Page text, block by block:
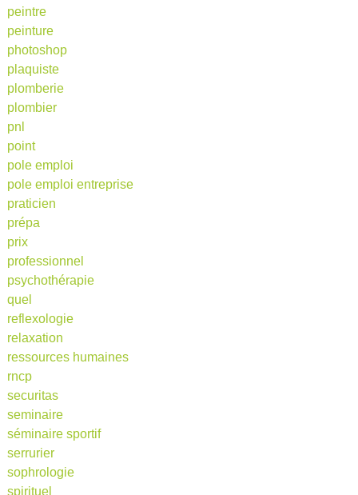
peintre
peinture
photoshop
plaquiste
plomberie
plombier
pnl
point
pole emploi
pole emploi entreprise
praticien
prépa
prix
professionnel
psychothérapie
quel
reflexologie
relaxation
ressources humaines
rncp
securitas
seminaire
séminaire sportif
serrurier
sophrologie
spirituel